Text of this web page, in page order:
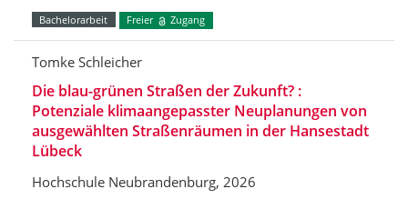
Bachelorarbeit Freier Zugang
Tomke Schleicher
Die blau-grünen Straßen der Zukunft? :
Potenziale klimaangepasster Neuplanungen von
ausgewählten Straßenräumen in der Hansestadt
Lübeck
Hochschule Neubrandenburg, 2026